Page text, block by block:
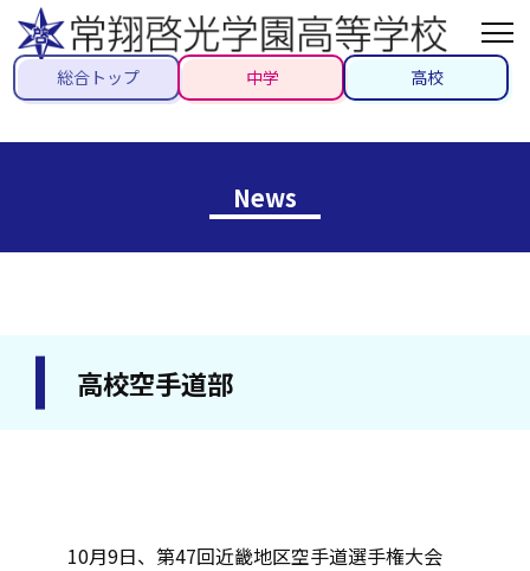
総合トップ 中学 高校
News
高校空手道部
10月9日、第47回近畿地区空手道選手権大会